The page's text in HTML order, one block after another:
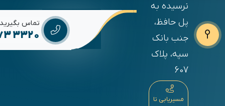
نرسیده به
پل حافظ،
جنب بانک
سپه، پلاک
607
مسیریابی تا
تماس بگیرید
3320